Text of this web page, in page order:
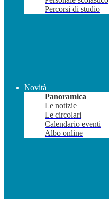
Percorsi di studio
Novità
Panoramica
Le notizie
Le circolari
Calendario eventi
Albo online